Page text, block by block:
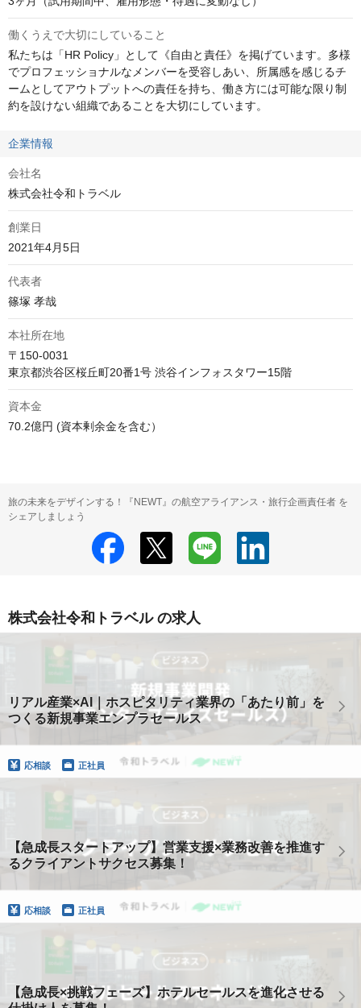
働くうえで大切にしていること
私たちは「HR Policy」として《自由と責任》を掲げています。多様
でプロフェッショナルなメンバーを受容しあい、所属感を感じるチ
ームとしてアウトプットへの責任を持ち、働き方には可能な限り制
約を設けない組織であることを大切にしています。
企業情報
会社名
株式会社令和トラベル
創業日
2021年4月5日
代表者
篠塚 孝哉
本社所在地
〒150-0031
資本金
70.2億円 (資本剰余金を含む）
旅の未来をデザインする！『NEWT』の航空アライアンス・旅行企画責任者 を
シェアしましょう
株式会社令和トラベル の求人
リアル産業×AI｜ホスピタリティ業界の「あたり前」を
つくる新規事業エンプラセールス
応相談 正社員
【急成長スタートアップ】営業支援×業務改善を推進す
るクライアントサクセス募集！
応相談 正社員
【急成長×挑戦フェーズ】ホテルセールスを進化させる